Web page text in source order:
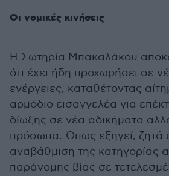
Οι νομικές κινήσεις
Η Σωτηρία Μπακαλάκου
ότι έχει ήδη προχωρήσει σε
ενέργειες, καταθέτοντας
αρμόδιο εισαγγελέα για
δίωξης σε νέα αδικήματα
πρόσωπα. Όπως εξηγεί, ζητά
αναβάθμιση της κατηγορίας
παράνομης βίας σε